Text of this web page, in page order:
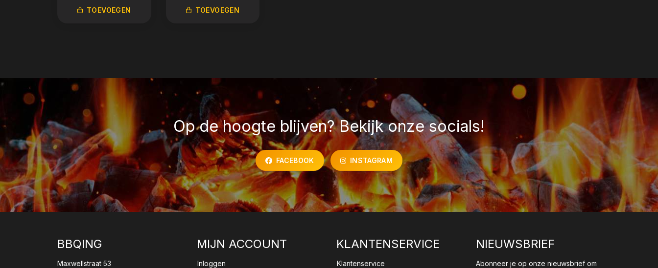
TOEVOEGEN TOEVOEGEN
Op de hoogte blijven? Bekijk onze socials!
FACEBOOK INSTAGRAM
BBQING
Maxwellstraat 53
MIJN ACCOUNT
Inloggen
KLANTENSERVICE
Klantenservice
NIEUWSBRIEF
Abonneer je op onze nieuwsbrief om